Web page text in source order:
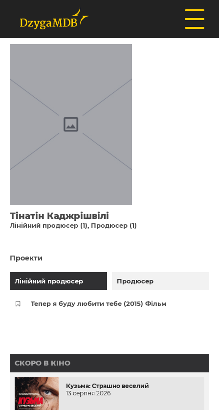
Тінатін Каджрішвілі
Лінійний продюсер (1) Продюсер (1)
Проекти
Лінійний продюсер Продюсер
Тепер я буду любити тебе (2015) Фільм
СКОРО В КІНО
Кузьма: Страшно веселий
13 серпня 2026